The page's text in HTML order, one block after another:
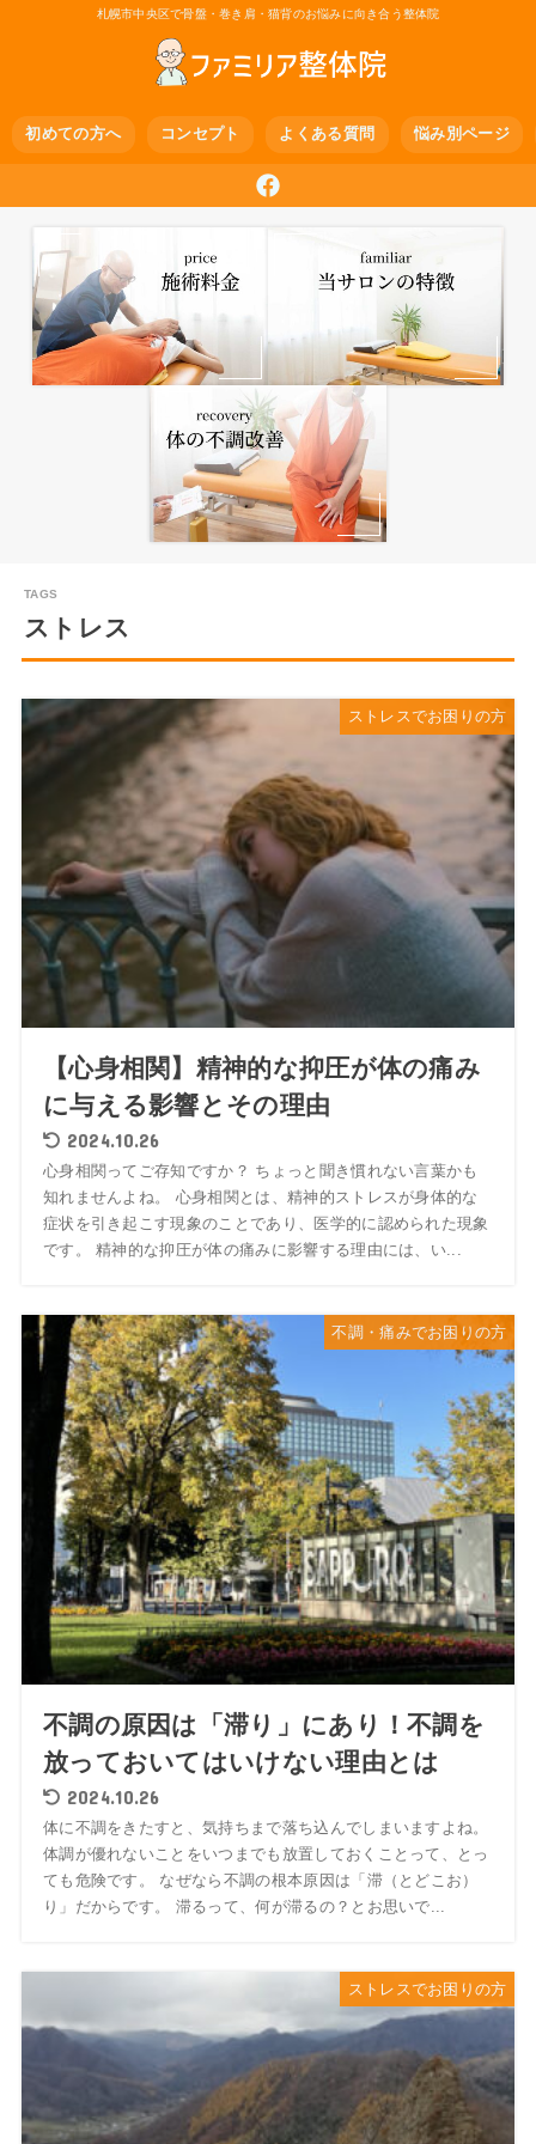
札幌市中央区で骨盤・巻き肩・猫背のお悩みに向き合う整体院
初めての方へ コンセプト よくある質問 悩み別ページ
ストレス
ストレスでお困りの方
【心身相関】精神的な抑圧が体の痛み
に与える影響とその理由
2024.10.26
心身相関ってご存知ですか？ ちょっと聞き慣れない言葉かも
知れませんよね。 心身相関とは、精神的ストレスが身体的な
症状を引き起こす現象のことであり、医学的に認められた現象
です。 精神的な抑圧が体の痛みに影響する理由には、い...
不調・痛みでお困りの方
不調の原因は「滞り」にあり！不調を
放っておいてはいけない理由とは
2024.10.26
体に不調をきたすと、気持ちまで落ち込んでしまいますよね。
体調が優れないことをいつまでも放置しておくことって、とっ
ても危険です。 なぜなら不調の根本原因は「滞（とどこお）
り」だからです。 滞るって、何が滞るの？とお思いで...
ストレスでお困りの方